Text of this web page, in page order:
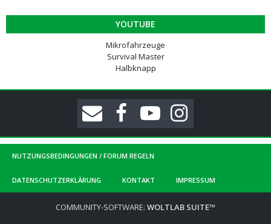
YOUTUBE
Mikrofahrzeuge
Survival Master
Halbknapp
NUTZUNGSBEDINGUNGEN / FORUM REGELN
DATENSCHUTZERKLÄRUNG KONTAKT IMPRESSUM
COMMUNITY-SOFTWARE: WOLTLAB SUITE™